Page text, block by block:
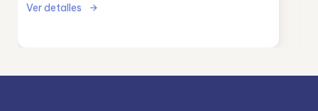
Ver detalles